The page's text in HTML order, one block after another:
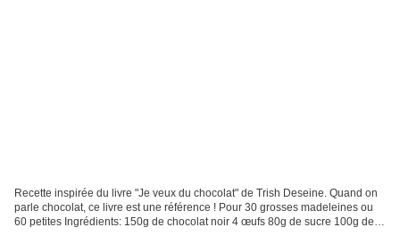
Recette inspirée du livre "Je veux du chocolat" de Trish Deseine. Quand on
parle chocolat, ce livre est une référence ! Pour 30 grosses madeleines ou
60 petites Ingrédients: 150g de chocolat noir 4 œufs 80g de sucre 100g de